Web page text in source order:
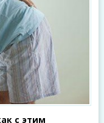
с этим